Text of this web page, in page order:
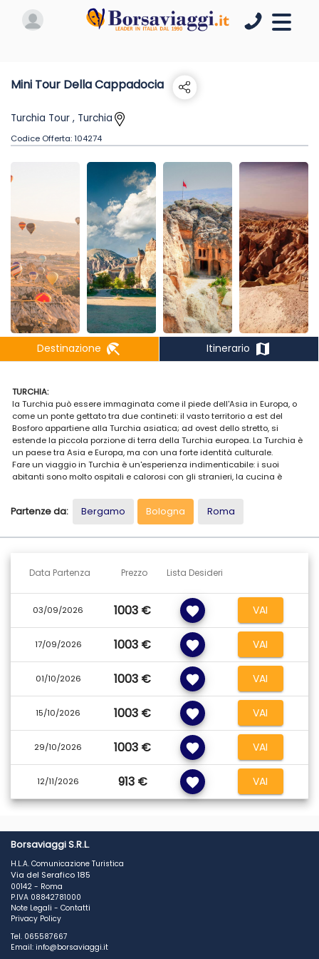
Mini Tour Della Cappadocia
Turchia Tour , Turchia
Codice Offerta:104274
Destinazione beach_access Itinerario map
TURCHIA:
la Turchia può essere immaginata come il piede dell'Asia in Europa, o
come un ponte gettato tra due contineti: il vasto territorio a est del
Bosforo appartiene alla Turchia asiatica; ad ovest dello stretto, si
estende la piccola porzione di terra della Turchia europea. La Turchia è
un paese tra Asia e Europa, ma con una forte identità culturale.
Fare un viaggio in Turchia è un'esperienza indimenticabile: i suoi
abitanti sono molto ospitali e calorosi con gli stranieri, la cucina è
conserva un'atmosfera tradizionale. Inoltre, le attività che il paese offre
sono innumerevoli: sport acquatici, trekking, visite archeologiche,
rafting, vita notturna. E quando arriverà il momento di andare via, che
siate pieni di tappeti o amuleti, entusiasti per la danza del ventre, per il
Partenze da: Bergamo Bologna Roma
Data Partenza Prezzo Lista Desideri
03/09/2026 1003 € favorite VAI
17/09/2026 1003 € favorite VAI
01/10/2026 1003 € favorite VAI
15/10/2026 1003 € favorite VAI
29/10/2026 1003 € favorite VAI
12/11/2026 913 € favorite VAI
Borsaviaggi S.R.L.
H.L.A. Comunicazione Turistica
Via del Serafico 185
00142 - Roma
P.IVA 08842781000
Note Legali - Contatti
Privacy Policy
Tel. 065587667
Email: info@borsaviaggi.it